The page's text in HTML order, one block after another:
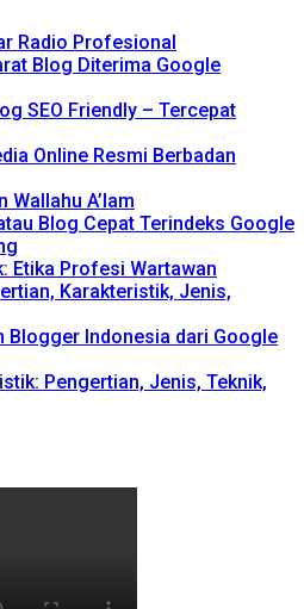
Radio Profesional
Blog Diterima Google
SEO Friendly – Tercepat
Online Resmi Berbadan
Wallahu A’lam
Blog Cepat Terindeks Google
Etika Profesi Wartawan
Karakteristik, Jenis,
Blogger Indonesia dari Google
Pengertian, Jenis, Teknik,